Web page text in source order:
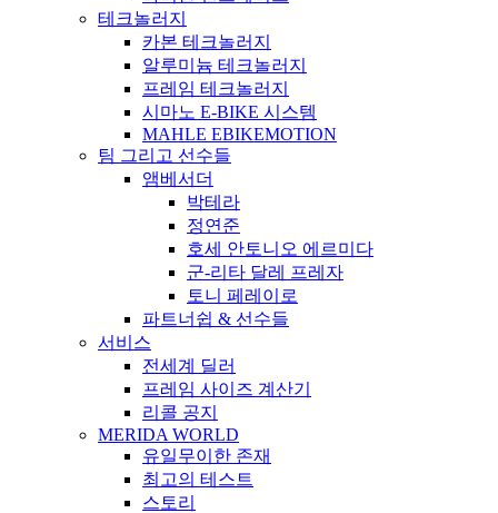
테크놀러지
카본 테크놀러지
알루미늄 테크놀러지
프레임 테크놀러지
시마노 E-BIKE 시스템
MAHLE EBIKEMOTION
팀 그리고 선수들
앰베서더
박테라
정연준
호세 안토니오 에르미다
군-리타 달레 프레자
토니 페레이로
파트너쉽 & 선수들
서비스
전세계 딜러
프레임 사이즈 계산기
리콜 공지
MERIDA WORLD
유일무이한 존재
최고의 테스트
스토리